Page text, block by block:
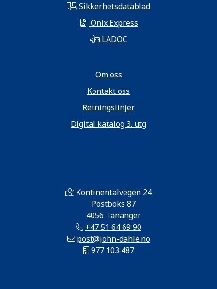
Sikkerhetsdatablad
Onix Express
LADOC
Om oss
Kontakt oss
Retningslinjer
Digital katalog 3. utg
Kontinentalvegen 24
Postboks 87
4056 Tananger
+47 51 64 69 90
post@john-dahle.no
977 103 487